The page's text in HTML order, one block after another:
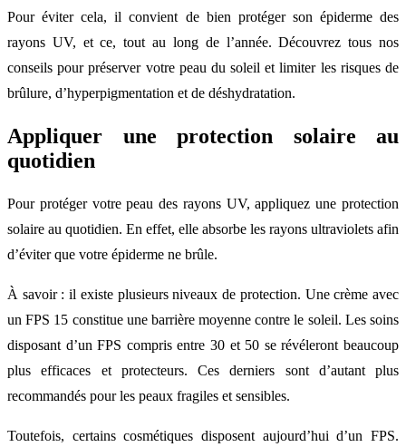
Pour éviter cela, il convient de bien protéger son épiderme des
rayons UV, et ce, tout au long de l’année. Découvrez tous nos
conseils pour préserver votre peau du soleil et limiter les risques de
brûlure, d’hyperpigmentation et de déshydratation.
Appliquer une protection solaire au
quotidien
Pour protéger votre peau des rayons UV, appliquez une protection
solaire au quotidien. En effet, elle absorbe les rayons ultraviolets afin
d’éviter que votre épiderme ne brûle.
À savoir : il existe plusieurs niveaux de protection. Une crème avec
un FPS 15 constitue une barrière moyenne contre le soleil. Les soins
disposant d’un FPS compris entre 30 et 50 se révéleront beaucoup
plus efficaces et protecteurs. Ces derniers sont d’autant plus
recommandés pour les peaux fragiles et sensibles.
Toutefois, certains cosmétiques disposent aujourd’hui d’un FPS.